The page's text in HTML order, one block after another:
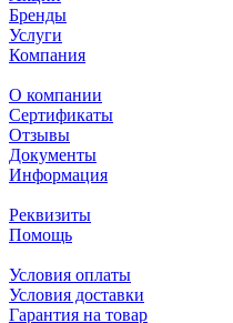
Бренды
Услуги
Компания
О компании
Сертификаты
Отзывы
Документы
Информация
Реквизиты
Помощь
Условия оплаты
Условия доставки
Гарантия на товар